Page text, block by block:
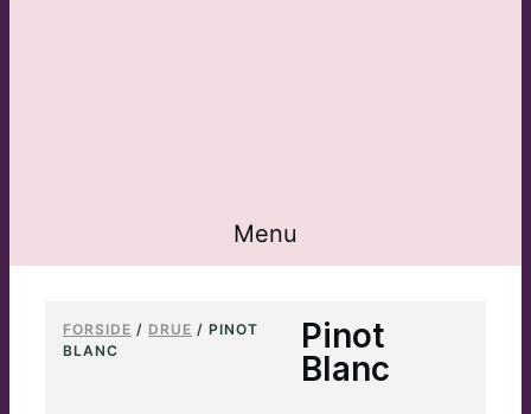
Menu
FORSIDE / DRUE / PINOT
BLANC
Pinot
Blanc